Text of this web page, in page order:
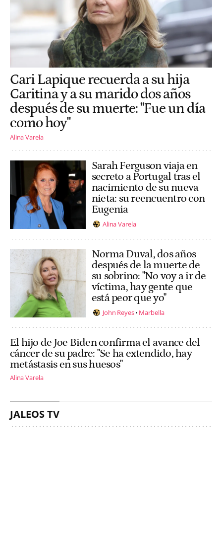
Cari Lapique recuerda a su hija
Caritina y a su marido dos años
después de su muerte: "Fue un día
como hoy"
Alina Varela
Sarah Ferguson viaja en
secreto a Portugal tras el
nacimiento de su nueva
nieta: su reencuentro con
Eugenia
Alina Varela
Norma Duval, dos años
después de la muerte de
su sobrino: "No voy a ir de
víctima, hay gente que
está peor que yo"
John Reyes Marbella
El hijo de Joe Biden confirma el avance del
cáncer de su padre: "Se ha extendido, hay
metástasis en sus huesos"
Alina Varela
JALEOS TV